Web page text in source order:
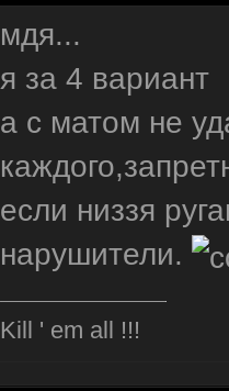
мдя...
я за 4 вариант
а с матом не
если низзя
нарушители.
Kill ' em all !!!